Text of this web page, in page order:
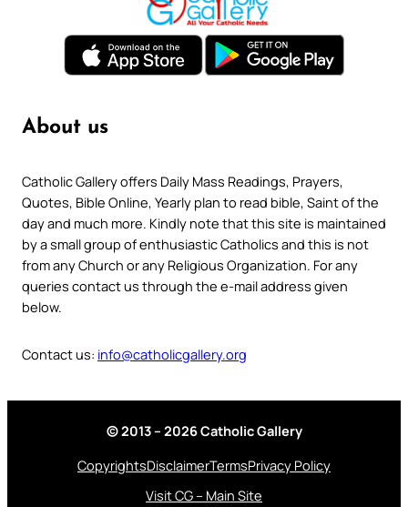
About us
Catholic Gallery offers Daily Mass Readings, Prayers,
Quotes, Bible Online, Yearly plan to read bible, Saint of the
day and much more. Kindly note that this site is maintained
by a small group of enthusiastic Catholics and this is not
from any Church or any Religious Organization. For any
queries contact us through the e-mail address given
below.
Contact us: info@catholicgallery.org
© 2013 – 2026 Catholic Gallery
CopyrightsDisclaimerTermsPrivacy Policy
Visit CG – Main Site